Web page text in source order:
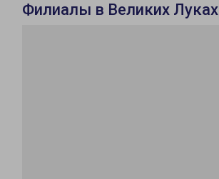
Филиалы в Великих Луках